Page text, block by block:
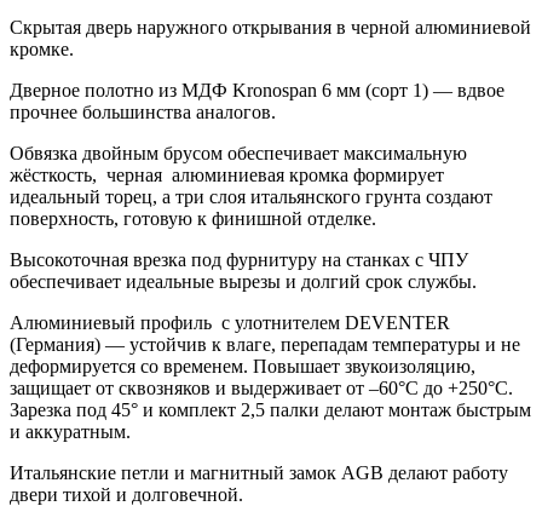
Скрытая дверь наружного открывания в черной алюминиевой
кромке.
Дверное полотно из МДФ Kronospan 6 мм (сорт 1) — вдвое
прочнее большинства аналогов.
Обвязка двойным брусом обеспечивает максимальную
жёсткость, черная алюминиевая кромка формирует
идеальный торец, а три слоя итальянского грунта создают
поверхность, готовую к финишной отделке.
Высокоточная врезка под фурнитуру на станках с ЧПУ
обеспечивает идеальные вырезы и долгий срок службы.
Алюминиевый профиль с улотнителем DEVENTER
(Германия) — устойчив к влаге, перепадам температуры и не
деформируется со временем. Повышает звукоизоляцию,
защищает от сквозняков и выдерживает от –60°С до +250°С.
Зарезка под 45° и комплект 2,5 палки делают монтаж быстрым
и аккуратным.
Итальянские петли и магнитный замок AGB делают работу
двери тихой и долговечной.